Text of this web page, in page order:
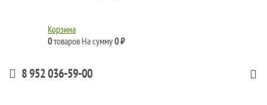
Корзина
0товаров На сумму0 ₽
8 952 036-59-00